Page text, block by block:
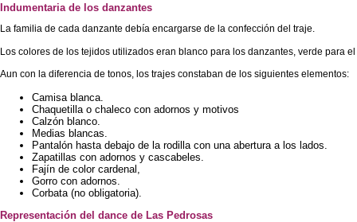
Indumentaria de los danzantes
La familia de cada danzante debía encargarse de la confección del traje.
Los colores de los tejidos utilizados eran blanco para los danzantes, verde para
Aun con la diferencia de tonos, los trajes constaban de los siguientes elementos:
Camisa blanca.
Chaquetilla o chaleco con adornos y motivos
Calzón blanco.
Medias blancas.
Pantalón hasta debajo de la rodilla con una abertura a los lados.
Zapatillas con adornos y cascabeles.
Fajín de color cardenal,
Gorro con adornos.
Corbata (no obligatoria).
Representación del dance de Las Pedrosas